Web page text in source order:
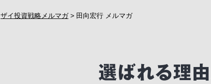
ザイ投資戦略メルマガ> 田向宏行 メルマガ